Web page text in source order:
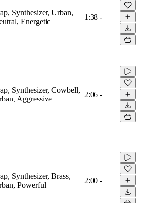
Synthesizer, Urban,
Energetic
1:38 -
Synthesizer, Cowbell,
Aggressive
2:06 -
Synthesizer, Brass,
Powerful
2:00 -